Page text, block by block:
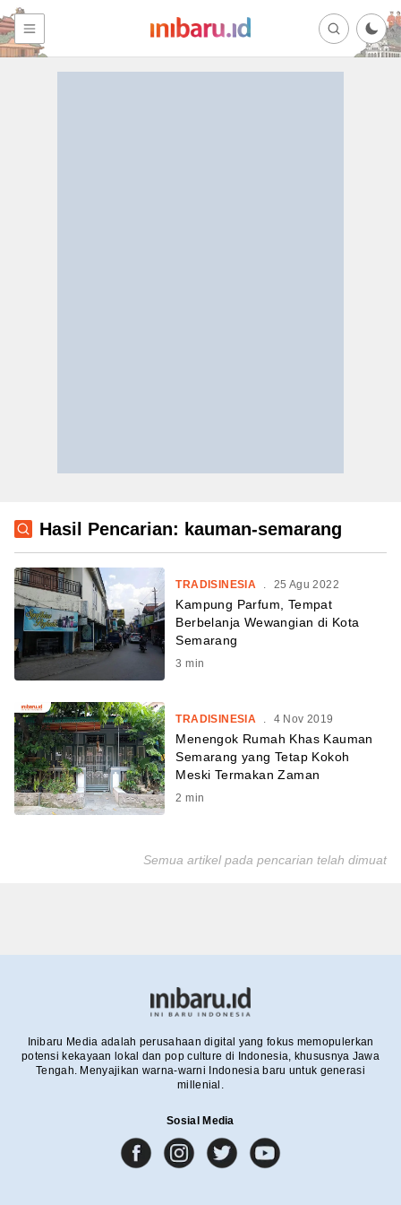
Hasil Pencarian: kauman-semarang
TRADISINESIA . 25 Agu 2022
Kampung Parfum, Tempat
Berbelanja Wewangian di Kota
Semarang
3 min
TRADISINESIA . 4 Nov 2019
Menengok Rumah Khas Kauman
Semarang yang Tetap Kokoh
Meski Termakan Zaman
2 min
Semua artikel pada pencarian telah dimuat
Inibaru Media adalah perusahaan digital yang fokus memopulerkan
potensi kekayaan lokal dan pop culture di Indonesia, khususnya Jawa
Tengah. Menyajikan warna-warni Indonesia baru untuk generasi
millenial.
Sosial Media